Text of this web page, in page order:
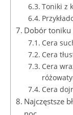
Toniki z
Dobór
Cera
Cera
Cera
Cera
Najczęstsze